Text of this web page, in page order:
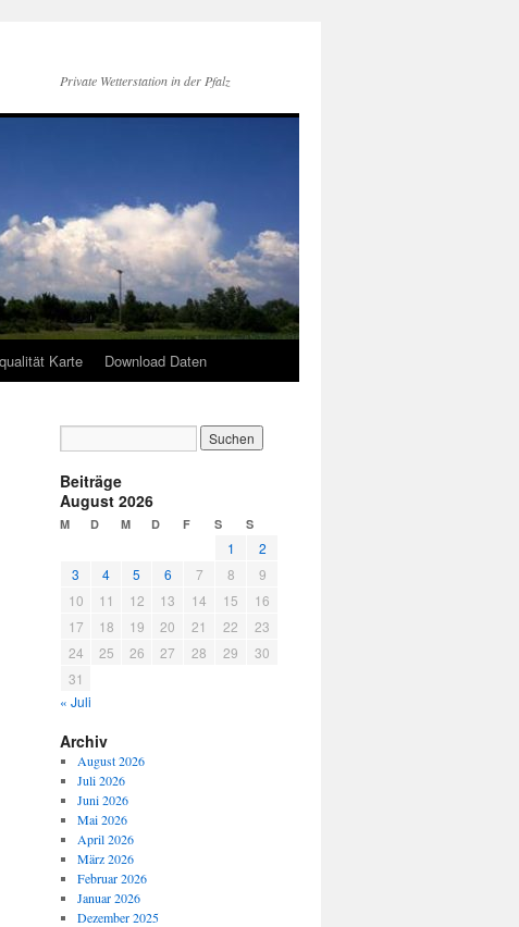
Private Wetterstation in der Pfalz
Karte Download Daten
Beiträge
August 2026
M D M D F S S
1
2
3
4 5 6 7 8
9
10
11 12 13 14 15
16
17
18 19 20 21 22
23
24
25 26 27 28 29
30
31
« Juli
Archiv
August 2026
Juli 2026
Juni 2026
Mai 2026
April 2026
März 2026
Februar 2026
Januar 2026
Dezember 2025